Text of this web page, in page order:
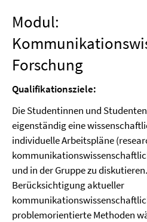
Modul:
Forschung
Qualifikationsziele:
Die Studentinnen und
eigenständig eine
individuelle Arbeitspläne
und in der Gruppe zu
Berücksichtigung aktueller
problemorientierte Methoden